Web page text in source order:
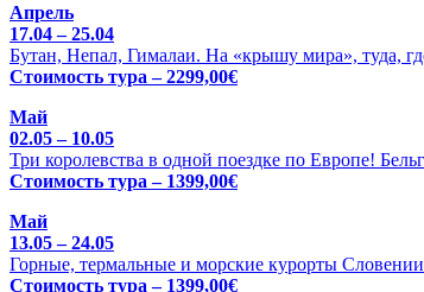
Апрель
17.04 – 25.04
Бутан, Непал, Гималаи. На «крышу мира», туда,
Стоимость тура – 2299,00€
Май
02.05 – 10.05
Три королевства в одной поездке по Европе!
Стоимость тура – 1399,00€
Май
13.05 – 24.05
Горные, термальные и морские курорты
Стоимость тура – 1399,00€